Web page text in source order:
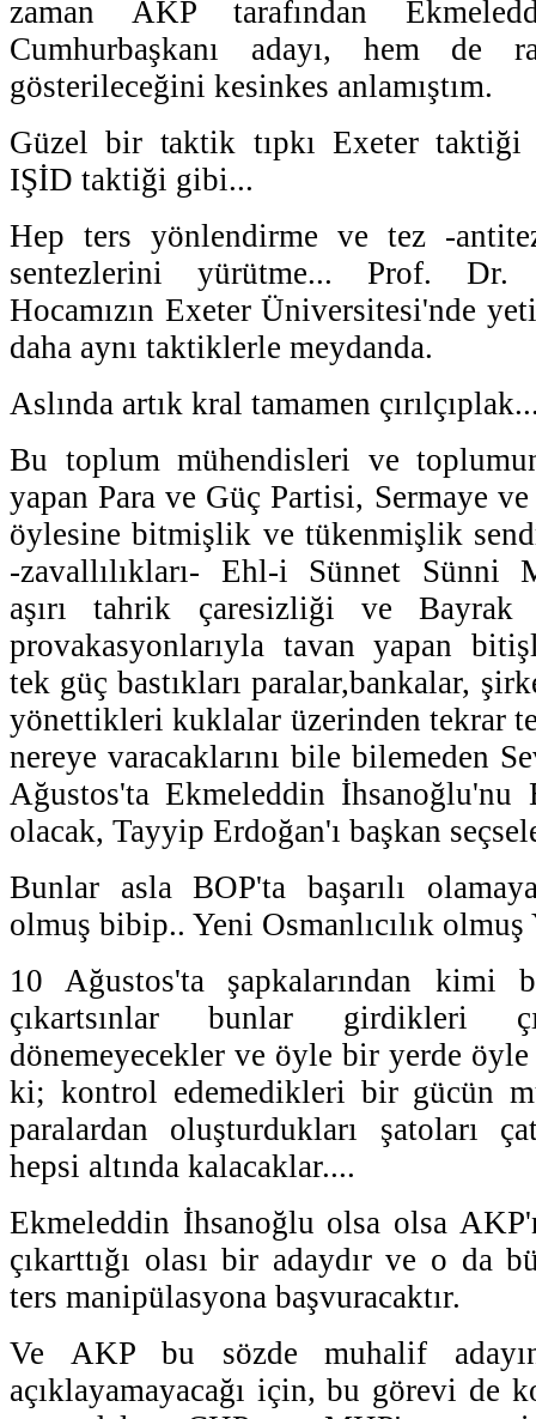
zaman AKP tarafından
Cumhurbaşkanı adayı, hem de
gösterileceğini kesinkes anlamıştım.
Güzel bir taktik tıpkı Exeter taktiği
IŞİD taktiği gibi...
Hep ters yönlendirme ve tez -
sentezlerini yürütme... Prof. Dr.
Hocamızın Exeter Üniversitesi'nde
daha aynı taktiklerle meydanda.
Aslında artık kral tamamen
Bu toplum mühendisleri ve
yapan Para ve Güç Partisi, Sermaye ve
öylesine bitmişlik ve tükenmişlik
-zavallılıkları- Ehl-i Sünnet Sünni
aşırı tahrik çaresizliği ve
provakasyonlarıyla tavan yapan
tek güç bastıkları paralar,bankalar,
yönettikleri kuklalar üzerinden tekrar
nereye varacaklarını bile bilemeden
Ağustos'ta Ekmeleddin İhsanoğlu'nu
olacak, Tayyip Erdoğan'ı başkan
Bunlar asla BOP'ta başarılı
olmuş bibip.. Yeni Osmanlıcılık
10 Ağustos'ta şapkalarından kimi
çıkartsınlar bunlar girdikleri
dönemeyecekler ve öyle bir yerde
ki; kontrol edemedikleri bir gücün
paralardan oluşturdukları şatoları
hepsi altında kalacaklar....
Ekmeleddin İhsanoğlu olsa olsa
çıkarttığı olası bir adaydır ve o da
ters manipülasyona başvuracaktır.
Ve AKP bu sözde muhalif
açıklayamayacağı için, bu görevi de